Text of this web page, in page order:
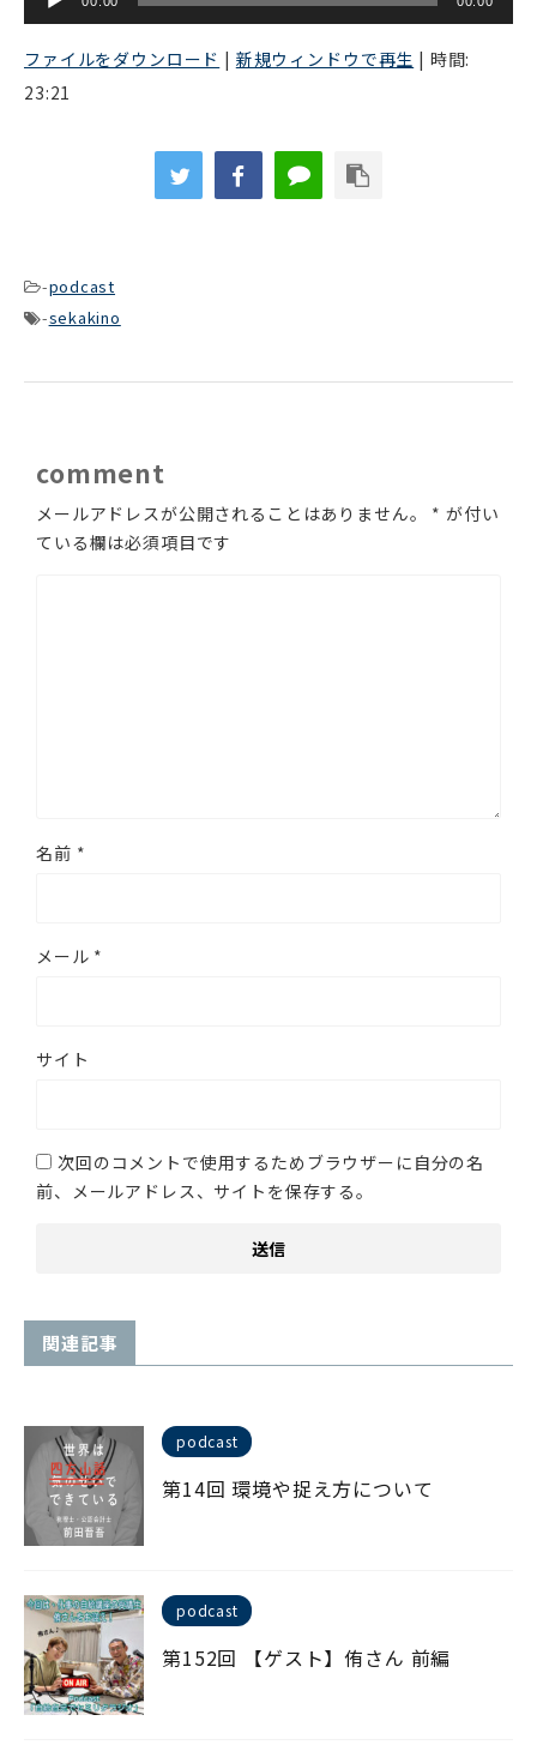
声
プ
レ
ファイルをダウンロード | 新規ウィンドウで再生 | 時間:
23:21
-podcast
-sekakino
comment
メールアドレスが公開されることはありません。 * が付い
ている欄は必須項目です
名前 *
メール *
サイト
次回のコメントで使用するためブラウザーに自分の名
前、メールアドレス、サイトを保存する。
関連記事
podcast
第14回 環境や捉え方について
podcast
第152回 【ゲスト】侑さん 前編